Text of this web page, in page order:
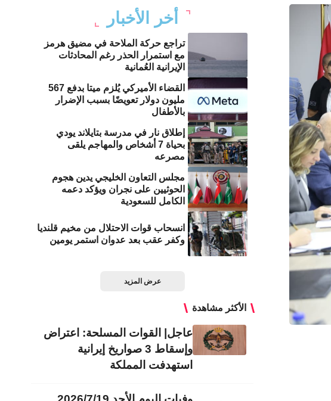
أخر الأخبار
تراجع حركة الملاحة في مضيق هرمز
مع استمرار الحذر رغم المحادثات
الإيرانية العُمانية
القضاء الأميركي يُلزم ميتا بدفع 567
مليون دولار تعويضًا بسبب الإضرار
بالأطفال
إطلاق نار في مدرسة بتايلاند يودي
بحياة 7 أشخاص والمهاجم يلقى
مصرعه
مجلس التعاون الخليجي يدين هجوم
الحوثيين على نجران ويؤكد دعمه
الكامل للسعودية
انسحاب قوات الاحتلال من مخيم قلنديا
وكفر عقب بعد عدوان استمر يومين
عرض المزيد
الأكثر مشاهدة
عاجل| القوات المسلحة: اعتراض
وإسقاط 3 صواريخ إيرانية
استهدفت المملكة